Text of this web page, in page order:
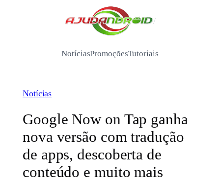
/
NotíciasPromoçõesTutoriais
Notícias
Google Now on Tap ganha
nova versão com tradução
de apps, descoberta de
conteúdo e muito mais